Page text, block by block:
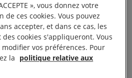
Général de Gaulle.Sur
de pétitions et autres
l’actualité.
», vous donnez votre
ces cookies. Vous pouvez
accepter, et dans ce cas, les
cookies s'appliqueront. Vous
vos préférences. Pour
la politique relative aux